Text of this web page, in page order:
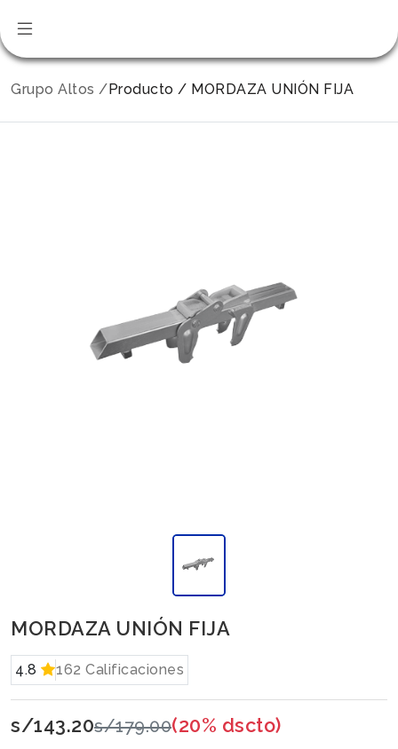
Grupo Altos /Producto / MORDAZA UNIÓN FIJA
MORDAZA UNIÓN FIJA
4.8 162 Calificaciones
s/143.20s/179.00(20% dscto)